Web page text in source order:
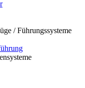
/ Führungssysteme